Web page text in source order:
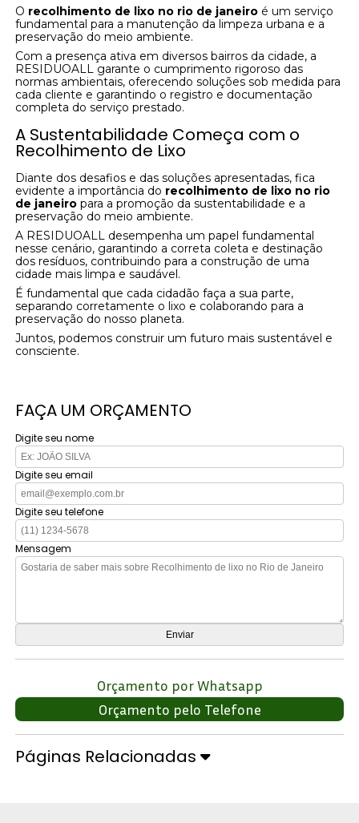
O recolhimento de lixo no rio de janeiro é um serviço
fundamental para a manutenção da limpeza urbana e a
preservação do meio ambiente.
Com a presença ativa em diversos bairros da cidade, a
RESIDUOALL garante o cumprimento rigoroso das
normas ambientais, oferecendo soluções sob medida para
cada cliente e garantindo o registro e documentação
completa do serviço prestado.
A Sustentabilidade Começa com o
Recolhimento de Lixo
Diante dos desafios e das soluções apresentadas, fica
evidente a importância do recolhimento de lixo no rio
de janeiro para a promoção da sustentabilidade e a
preservação do meio ambiente.
A RESIDUOALL desempenha um papel fundamental
nesse cenário, garantindo a correta coleta e destinação
dos resíduos, contribuindo para a construção de uma
cidade mais limpa e saudável.
É fundamental que cada cidadão faça a sua parte,
separando corretamente o lixo e colaborando para a
preservação do nosso planeta.
Juntos, podemos construir um futuro mais sustentável e
consciente.
FAÇA UM ORÇAMENTO
Digite seu nome
Digite seu email
Digite seu telefone
Mensagem
Orçamento por Whatsapp
Orçamento pelo Telefone
Páginas Relacionadas